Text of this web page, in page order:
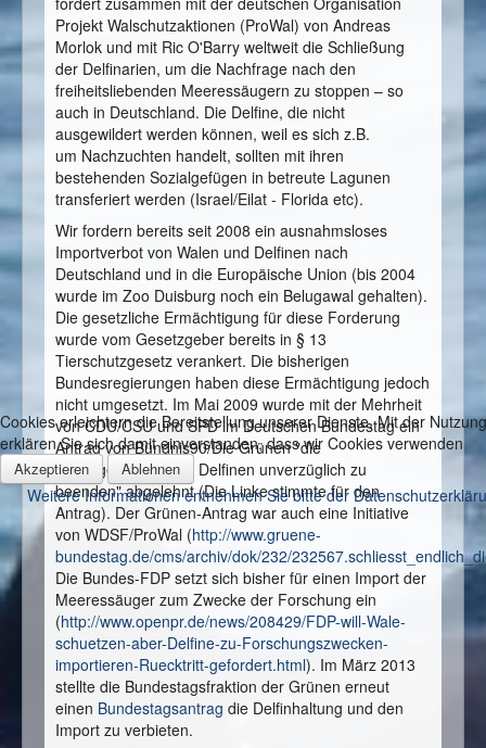
Projekt Walschutzaktionen (ProWal) von Andreas
Morlok und mit Ric O'Barry weltweit die Schließung
der Delfinarien, um die Nachfrage nach den
freiheitsliebenden Meeressäugern zu stoppen – so
auch in Deutschland. Die Delfine, die nicht
ausgewildert werden können, weil es sich z.B.
um Nachzuchten handelt, sollten mit ihren
bestehenden Sozialgefügen in betreute Lagunen
transferiert werden (Israel/Eilat - Florida etc).
Wir fordern bereits seit 2008 ein ausnahmsloses
Importverbot von Walen und Delfinen nach
Deutschland und in die Europäische Union (bis 2004
wurde im Zoo Duisburg noch ein Belugawal gehalten).
Die gesetzliche Ermächtigung für diese Forderung
wurde vom Gesetzgeber bereits in § 13
Tierschutzgesetz verankert. Die bisherigen
Bundesregierungen haben diese Ermächtigung jedoch
nicht umgesetzt. Im Mai 2009 wurde mit der Mehrheit
von CDU/CSU und SPD im Deutschen Bundestag ein
Antrag von Bündnis90/Die Grünen "die
Gefangenschaft von Delfinen unverzüglich zu
beenden" abgelehnt (Die Linke stimmte für den
Antrag). Der Grünen-Antrag war auch eine Initiative
von WDSF/ProWal (http://www.gruene-
bundestag.de/cms/archiv/dok/232/
Die Bundes-FDP setzt sich bisher für einen Import der
Meeressäuger zum Zwecke der Forschung ein
(http://www.openpr.de/news/208429/FDP-will-Wale-
schuetzen-aber-Delfine-zu-Forschungszwecken-
importieren-Ruecktritt-gefordert.html). Im März 2013
stellte die Bundestagsfraktion der Grünen erneut
einen Bundestagsantrag die Delfinhaltung und den
Import zu verbieten.
Cookies erleichtern die Bereitstellung unserer Dienste. Mit der
erklären Sie sich damit einverstanden, dass wir Cookies verwenden
Akzeptieren Ablehnen
Weitere Informationen entnehmen Sie bitte der